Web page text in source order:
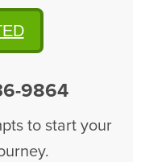
9864
to start your